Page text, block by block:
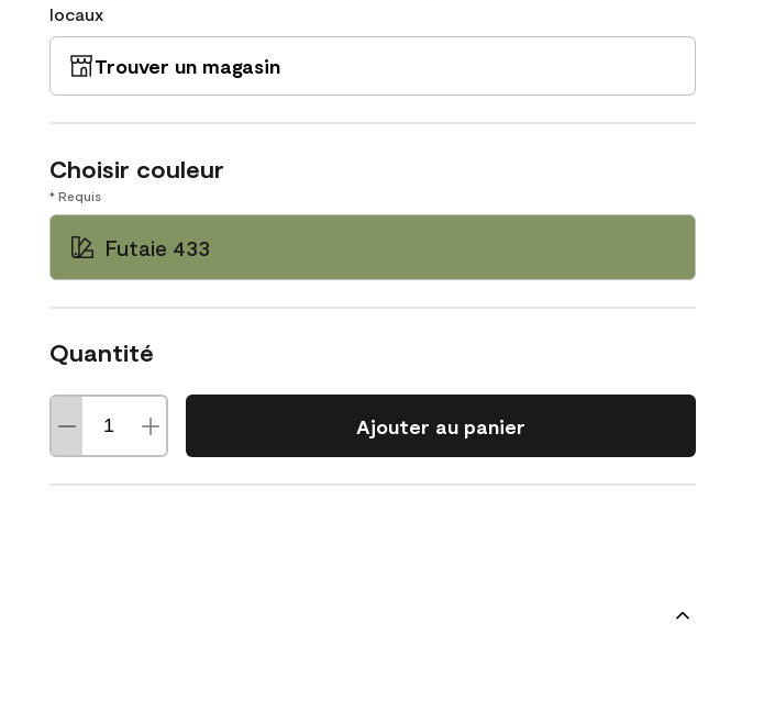
locaux
Trouver un magasin
Choisir couleur
* Requis
Futaie 433
Quantité
Ajouter au panier